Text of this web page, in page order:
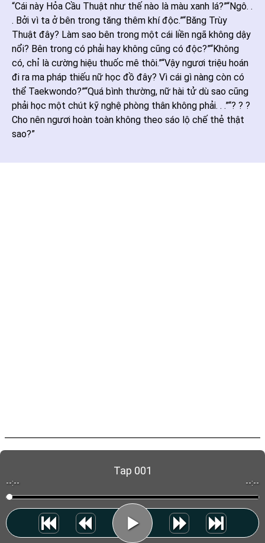
“Cái này Hỏa Cầu Thuật như thế nào là màu xanh lá?”“Ngô. .
. Bởi vì ta ở bên trong tăng thêm khí độc.”“Băng Trùy
Thuật đây? Làm sao bên trong một cái liền ngã không dậy
nổi? Bên trong có phải hay không cũng có độc?”“Không
có, chỉ là cường hiệu thuốc mê thôi.”“Vậy ngươi triệu hoán
đi ra ma pháp thiếu nữ học đồ đây? Vì cái gì nàng còn có
thể Taekwondo?”“Quá bình thường, nữ hài tử dù sao cũng
phải học một chút kỹ nghệ phòng thân không phải. . .”“? ? ?
Cho nên ngươi hoàn toàn không theo sáo lộ chế thẻ thật
sao?”
Tap 001
--:-- --:--